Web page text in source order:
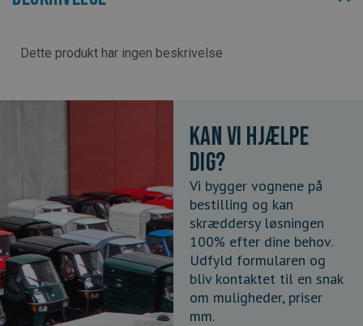
Dette produkt har ingen beskrivelse
Kan vi hjælpe
dig?
Vi bygger vognene på
bestilling og kan
skræddersy løsningen
100% efter dine behov.
Udfyld formularen og
bliv kontaktet til en snak
om muligheder, priser
mm.